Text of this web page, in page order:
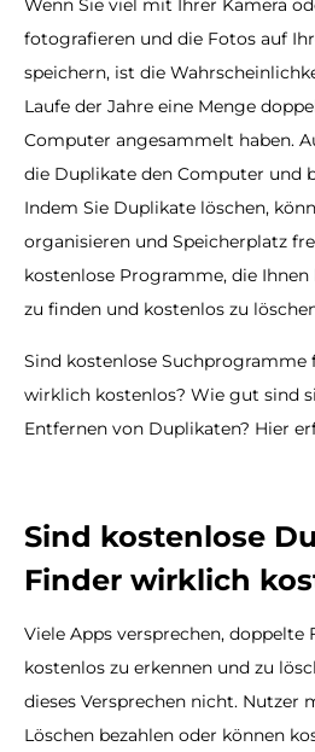
Wenn Sie viel mit Ihrer Kamera
fotografieren und die Fotos auf
speichern, ist die
Laufe der Jahre eine Menge
Computer angesammelt haben.
die Duplikate den Computer und
Indem Sie Duplikate löschen,
organisieren und Speicherplatz
kostenlose Programme, die
zu finden und kostenlos zu
Sind kostenlose Suchprogramme
wirklich kostenlos? Wie gut sind
Entfernen von Duplikaten? Hier
Sind kostenlose
Finder wirklich
Viele Apps versprechen,
kostenlos zu erkennen und zu
dieses Versprechen nicht. Nutzer
Löschen bezahlen oder können